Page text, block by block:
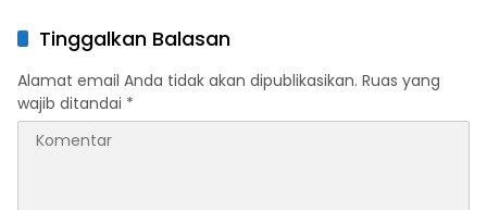
Program Rumah Layak Huni
dan Konsolidasi Organisasi
Tinggalkan Balasan
Alamat email Anda tidak akan dipublikasikan. Ruas yang
wajib ditandai *